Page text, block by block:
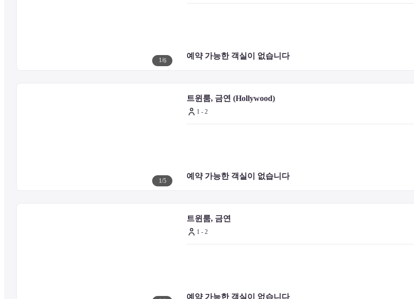
1/6
예약 가능한 객실이 없습니다
1/5
트윈룸, 금연 (Hollywood)
1 - 2
예약 가능한 객실이 없습니다
트윈룸, 금연
1 - 2
예약 가능한 객실이 없습니다